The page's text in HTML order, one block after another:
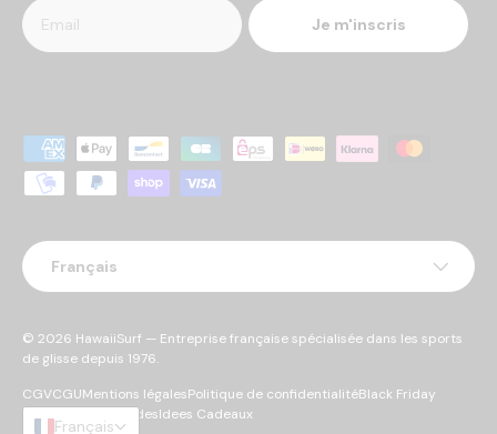
Je m'inscris
Moyens de paiement acceptés
Langue
Français
© 2026 HawaiiSurf — Entreprise française spécialisée dans les sports
de glisse depuis 1976.
CGVCGUMentions légalesPolitique de confidentialitéBlack Friday
Cyber Monday
SoldesIdees Cadeaux
Français